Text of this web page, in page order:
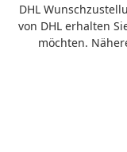
DHL
von DHL erhalten
möchten.